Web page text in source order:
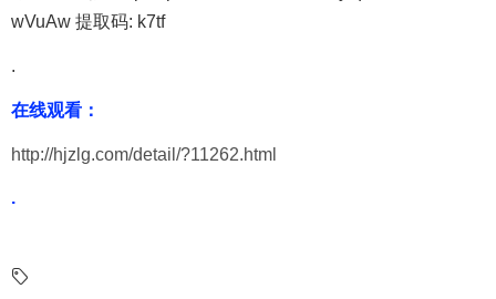
wVuAw 提取码: k7tf
.
在线观看：
http://hjzlg.com/detail/?11262.html
.